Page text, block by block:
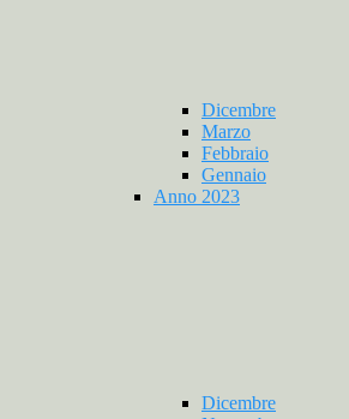
Dicembre
Marzo
Febbraio
Gennaio
Anno 2023
Dicembre